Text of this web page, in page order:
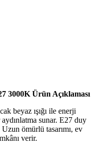
3000K Ürün Açıklaması
beyaz ışığı ile enerji
sunar. E27 duy
ömürlü tasarımı, ev
verir.